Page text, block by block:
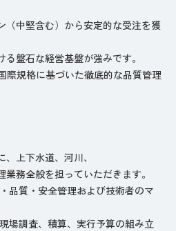
（中堅含む）から安定的な受注を獲
盤石な経営基盤が強みです。
際規格に基づいた徹底的な品質管理
上下水道、河川、
務全般を担っていただきます。
品質・安全管理および技術者のマ
場調査、積算、実行予算の組み立